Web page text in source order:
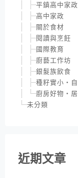
平鎮高中家
高中家政
關於食材
閱讀與烹飪
國際教育
廚藝工作坊
銀髮族飲食
種籽實小‧自
廚房好物‧
未分類
近期文章